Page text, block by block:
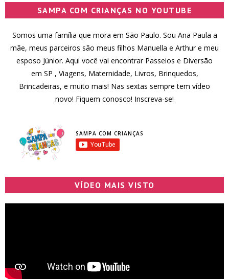
SAMPA COM CRIANÇAS NO YOUTUBE
Somos uma família que mora em São Paulo. Sou Ana Paula a
mãe, meus parceiros são meus filhos Manuella e Arthur e meu
esposo Júnior. Aqui você vai encontrar Passeios e Diversão
em SP , Viagens, Maternidade, Livros, Brinquedos,
Brincadeiras, e muito mais! Nas sextas sempre tem vídeo
novo! Fiquem conosco! Inscreva-se!
SAMPA COM CRIANÇAS
VÍDEO MAIS VISTO